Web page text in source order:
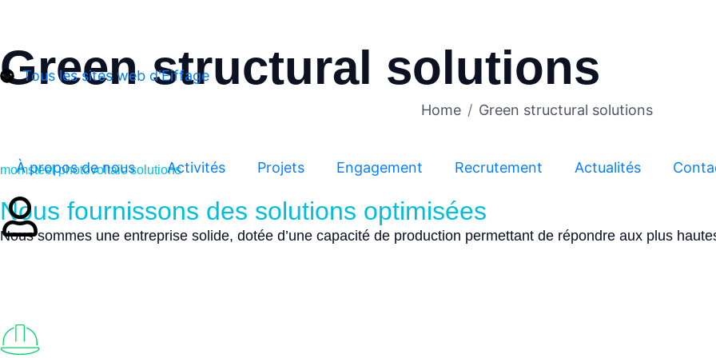
Tous les sites web d'Eiffage
À propos de nous Activités Projets Engagement Recrutement Actualités
Green structural solutions
Home Green structural solutions
momsteel photovoltaic solutions
Nous fournissons des solutions optimisées
Nous sommes une entreprise solide, dotée d’une capacité de production permettant de répondre aux plus